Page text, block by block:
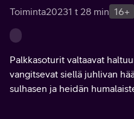
Toiminta20231 t 28 min 16+
Palkkasoturit valtaavat
vangitsevat siellä juhlivan
sulhasen ja heidän